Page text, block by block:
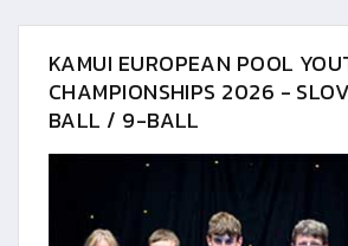
KAMUI EUROPEAN POOL
CHAMPIONSHIPS 2026 -
BALL / 9-BALL